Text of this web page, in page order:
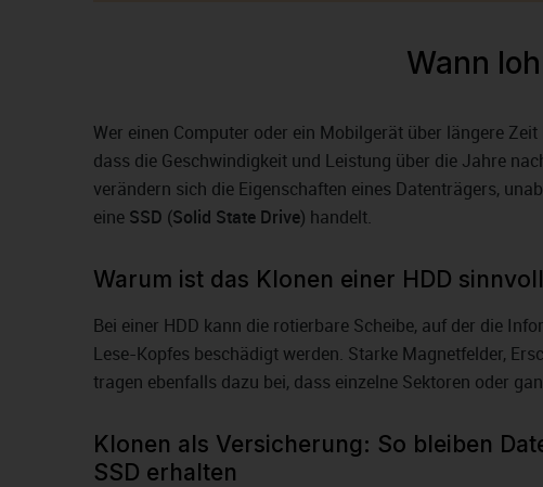
Wann
Wer einen Computer oder ein Mobilgerät über längere
dass die Geschwindigkeit und Leistung über die Jahre
verändern sich die Eigenschaften eines Datenträgers,
eine SSD (Solid State Drive) handelt.
Warum ist das Klonen einer HDD
Bei einer HDD kann die rotierbare Scheibe, auf der die
Lese-Kopfes beschädigt werden. Starke Magnetfelder,
tragen ebenfalls dazu bei, dass einzelne Sektoren oder
Klonen als Versicherung: So bleiben
SSD erhalten